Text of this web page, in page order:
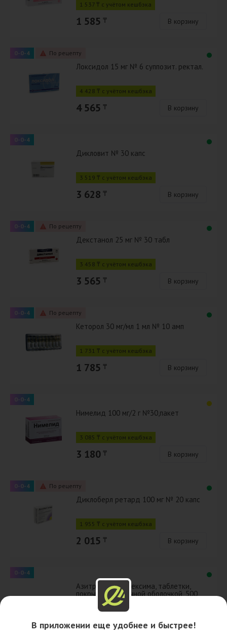
1 537 ₸ с учётом кешбэка
1 585 ₸ В корзину
0-0-4 По рецепту
Локсидол 15 мг № 6 суппозит. ректал.
4 428 ₸ с учётом кешбэка
4 565 ₸ В корзину
0-0-4
Дикловит № 30 капс
3 519 ₸ с учётом кешбэка
3 628 ₸ В корзину
0-0-4 По рецепту
Декстанол 25 мг № 30 табл
3 458 ₸ с учётом кешбэка
3 565 ₸ В корзину
0-0-4 По рецепту
Кеторол 30 мг/мл 1 мл № 10 амп
1 731 ₸ с учётом кешбэка
1 785 ₸ В корзину
0-0-4
Нимелид 100 мг/2 г №30,пакет
3 085 ₸ с учётом кешбэка
3 180 ₸ В корзину
0-0-4 По рецепту
Диклоберл ретард 100 мг № 20 капс
1 955 ₸ с учётом кешбэка
2 015 ₸ В корзину
0-0-4
Азитромицин Авексима, таблетки,
покрытые пленочной оболочкой, 500
мг №3 500 мг
1 790 ₸ с учётом кешбэка
1 845 ₸ В корзину
В приложении еще удобнее и быстрее!